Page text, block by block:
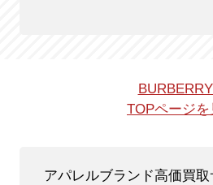
TOPページを
アパレルブランド高価買